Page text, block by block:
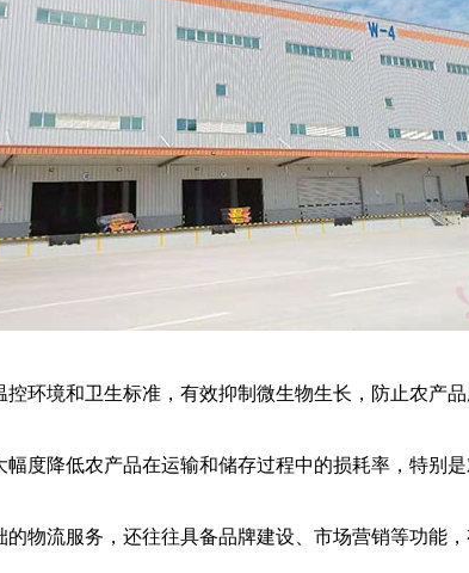
境和卫生标准，有效抑制微生物生长，防止农产
降低农产品在运输和储存过程中的损耗率，特别
流服务，还往往具备品牌建设、市场营销等功能